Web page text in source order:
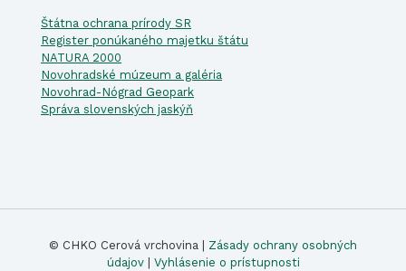
Štátna ochrana prírody SR
Register ponúkaného majetku štátu
NATURA 2000
Novohradské múzeum a galéria
Novohrad-Nógrad Geopark
Správa slovenských jaskýň
© CHKO Cerová vrchovina | Zásady ochrany osobných
údajov| Vyhlásenie o prístupnosti